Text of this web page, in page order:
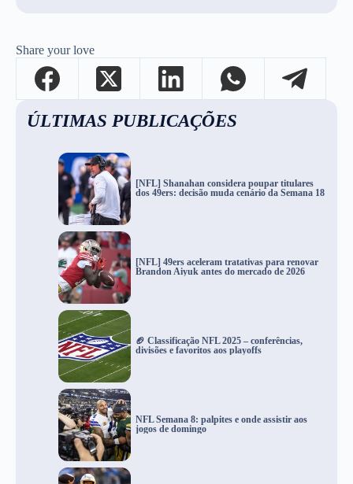
Share your love
ÚLTIMAS PUBLICAÇÕES
[NFL] Shanahan considera poupar titulares
dos 49ers: decisão muda cenário da Semana 18
[NFL] 49ers aceleram tratativas para renovar
Brandon Aiyuk antes do mercado de 2026
🏈 Classificação NFL 2025 – conferências,
divisões e favoritos aos playoffs
NFL Semana 8: palpites e onde assistir aos
jogos de domingo